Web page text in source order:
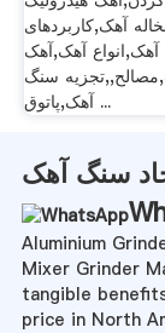
آهک,کاربردهای
آهک,آهک
سنگ
آهک,پاتوق ...
Aluminium
Mixer Grinder
tangible
price in North